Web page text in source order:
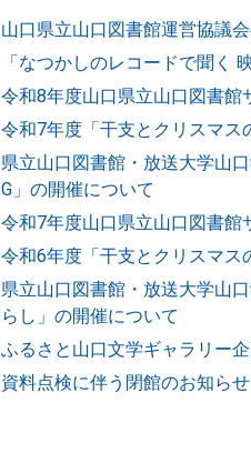
山口県立山口図書館運営協議
「なつかしのレコードで聞く
令和8年度山口県立山口図書館
令和7年度「干支とクリスマス
県立山口図書館・放送大学山
G」の開催について
令和7年度山口県立山口図書館
令和6年度「干支とクリスマス
県立山口図書館・放送大学山
らし」の開催について
ふるさと山口文学ギャラリー
資料点検に伴う閉館のお知らせ